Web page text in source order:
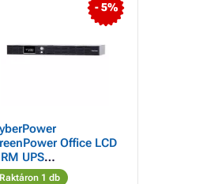
- 5%
Office LCD
UPS
600W, 1U, 1U
Raktáron 1 db